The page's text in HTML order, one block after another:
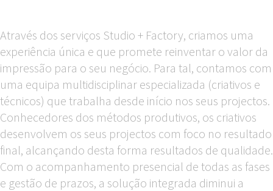
Através dos serviços Studio + Factory, criamos uma
experiência única e que promete reinventar o valor da
impressão para o seu negócio. Para tal, contamos com
uma equipa multidisciplinar especializada (criativos e
técnicos) que trabalha desde início nos seus projectos.
Conhecedores dos métodos produtivos, os criativos
desenvolvem os seus projectos com foco no resultado
final, alcançando desta forma resultados de qualidade.
Com o acompanhamento presencial de todas as fases
e gestão de prazos, a solução integrada diminui a